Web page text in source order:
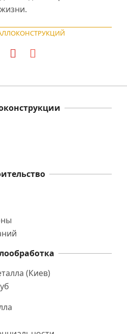
жизни.
(Киев)